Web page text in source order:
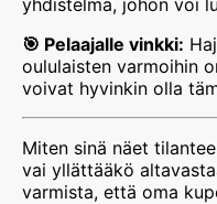
🎯 Pelaajalle vinkki:
oululaisten varmoihin
voivat hyvinkin olla
Miten sinä näet
vai yllättääkö
varmista, että oma